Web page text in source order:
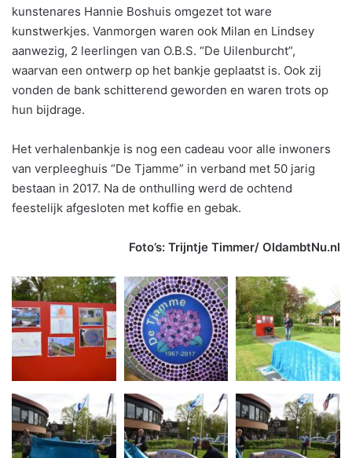
kunstenares Hannie Boshuis omgezet tot ware
kunstwerkjes. Vanmorgen waren ook Milan en Lindsey
aanwezig, 2 leerlingen van O.B.S. “De Uilenburcht”,
waarvan een ontwerp op het bankje geplaatst is. Ook zij
vonden de bank schitterend geworden en waren trots op
hun bijdrage.
Het verhalenbankje is nog een cadeau voor alle inwoners
van verpleeghuis “De Tjamme” in verband met 50 jarig
bestaan in 2017. Na de onthulling werd de ochtend
feestelijk afgesloten met koffie en gebak.
Foto’s: Trijntje Timmer/ OldambtNu.nl